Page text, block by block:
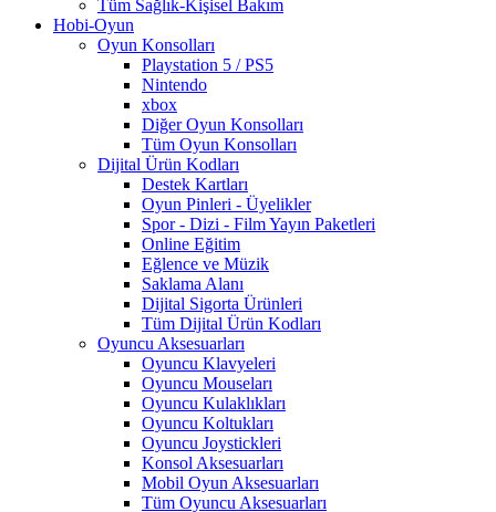
Tüm Sağlık-Kişisel Bakım
Hobi-Oyun
Oyun Konsolları
Playstation 5 / PS5
Nintendo
xbox
Diğer Oyun Konsolları
Tüm Oyun Konsolları
Dijital Ürün Kodları
Destek Kartları
Oyun Pinleri - Üyelikler
Spor - Dizi - Film Yayın Paketleri
Online Eğitim
Eğlence ve Müzik
Saklama Alanı
Dijital Sigorta Ürünleri
Tüm Dijital Ürün Kodları
Oyuncu Aksesuarları
Oyuncu Klavyeleri
Oyuncu Mouseları
Oyuncu Kulaklıkları
Oyuncu Koltukları
Oyuncu Joystickleri
Konsol Aksesuarları
Mobil Oyun Aksesuarları
Tüm Oyuncu Aksesuarları